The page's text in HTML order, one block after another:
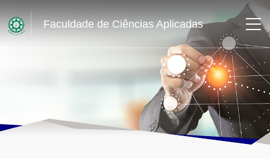
Faculdade de Ciências Aplicadas